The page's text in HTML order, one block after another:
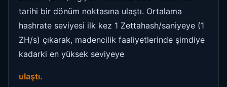
tarihi bir dönüm noktasına ulaştı. Ortalama
hashrate seviyesi ilk kez 1 Zettahash/saniyeye (1
ZH/s) çıkarak, madencilik faaliyetlerinde şimdiye
kadarki en yüksek seviyeye
ulaştı.